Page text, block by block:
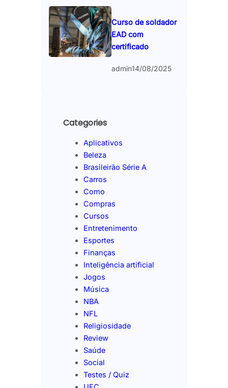
Curso de soldador
EAD com
certificado
admin14/08/2025
Categories
Aplicativos
Beleza
Brasileirão Série A
Carros
Como
Compras
Cursos
Entretenimento
Esportes
Finanças
Inteligência artificial
Jogos
Música
NBA
NFL
Religiosidade
Review
Saúde
Social
Testes / Quiz